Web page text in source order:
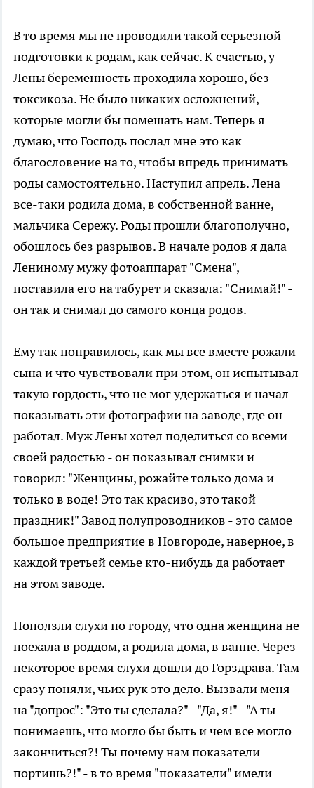
В то время мы не проводили такой серьезной
подготовки к родам, как сейчас. К счастью, у
Лены беременность проходила хорошо, без
токсикоза. Не было никаких осложнений,
которые могли бы помешать нам. Теперь я
думаю, что Господь послал мне это как
благословение на то, чтобы впредь принимать
роды самостоятельно. Наступил апрель. Лена
все-таки родила дома, в собственной ванне,
мальчика Сережу. Роды прошли благополучно,
обошлось без разрывов. В начале родов я дала
Лениному мужу фотоаппарат "Смена",
поставила его на табурет и сказала: "Снимай!" -
он так и снимал до самого конца родов.
Ему так понравилось, как мы все вместе рожали
сына и что чувствовали при этом, он испытывал
такую гордость, что не мог удержаться и начал
показывать эти фотографии на заводе, где он
работал. Муж Лены хотел поделиться со всеми
своей радостью - он показывал снимки и
говорил: "Женщины, рожайте только дома и
только в воде! Это так красиво, это такой
праздник!" Завод полупроводников - это самое
большое предприятие в Новгороде, наверное, в
каждой третьей семье кто-нибудь да работает
на этом заводе.
Поползли слухи по городу, что одна женщина не
поехала в роддом, а родила дома, в ванне. Через
некоторое время слухи дошли до Горздрава. Там
сразу поняли, чьих рук это дело. Вызвали меня
на "допрос": "Это ты сделала?" - "Да, я!" - "А ты
понимаешь, что могло бы быть и чем все могло
закончиться?! Ты почему нам показатели
портишь?!" - в то время "показатели" имели